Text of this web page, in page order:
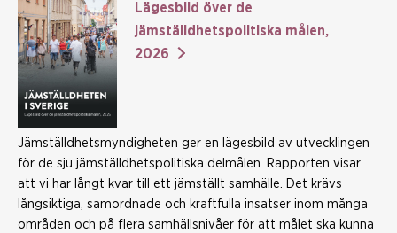
Lägesbild över de
jämställdhetspolitiska målen,
2026
Jämställdhetsmyndigheten ger en lägesbild av utvecklingen
för de sju jämställdhetspolitiska delmålen. Rapporten visar
att vi har långt kvar till ett jämställt samhälle. Det krävs
långsiktiga, samordnade och kraftfulla insatser inom många
områden och på flera samhällsnivåer för att målet ska kunna